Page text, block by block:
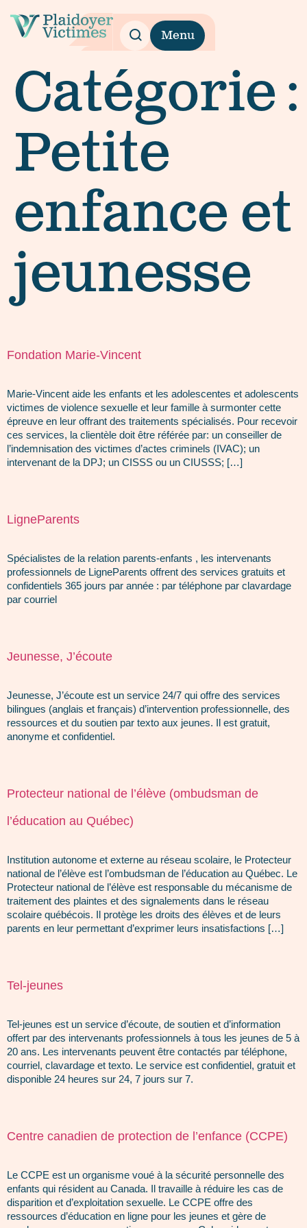
Menu
Catégorie :
Petite
enfance et
jeunesse
Fondation Marie-Vincent
Marie-Vincent aide les enfants et les adolescentes et adolescents
victimes de violence sexuelle et leur famille à surmonter cette
épreuve en leur offrant des traitements spécialisés. Pour recevoir
ces services, la clientèle doit être référée par: un conseiller de
l’indemnisation des victimes d’actes criminels (IVAC); un
intervenant de la DPJ; un CISSS ou un CIUSSS; […]
LigneParents
Spécialistes de la relation parents-enfants , les intervenants
professionnels de LigneParents offrent des services gratuits et
confidentiels 365 jours par année : par téléphone par clavardage
par courriel
Jeunesse, J’écoute
Jeunesse, J’écoute est un service 24/7 qui offre des services
bilingues (anglais et français) d’intervention professionnelle, des
ressources et du soutien par texto aux jeunes. Il est gratuit,
anonyme et confidentiel.
Protecteur national de l’élève (ombudsman de
l’éducation au Québec)
Institution autonome et externe au réseau scolaire, le Protecteur
national de l’élève est l’ombudsman de l’éducation au Québec. Le
Protecteur national de l’élève est responsable du mécanisme de
traitement des plaintes et des signalements dans le réseau
scolaire québécois. Il protège les droits des élèves et de leurs
parents en leur permettant d’exprimer leurs insatisfactions […]
Tel-jeunes
Tel-jeunes est un service d’écoute, de soutien et d’information
offert par des intervenants professionnels à tous les jeunes de 5 à
20 ans. Les intervenants peuvent être contactés par téléphone,
courriel, clavardage et texto. Le service est confidentiel, gratuit et
disponible 24 heures sur 24, 7 jours sur 7.
Centre canadien de protection de l’enfance (CCPE)
Le CCPE est un organisme voué à la sécurité personnelle des
enfants qui résident au Canada. Il travaille à réduire les cas de
disparition et d’exploitation sexuelle. Le CCPE offre des
ressources d’éducation en ligne pour les jeunes et gère de